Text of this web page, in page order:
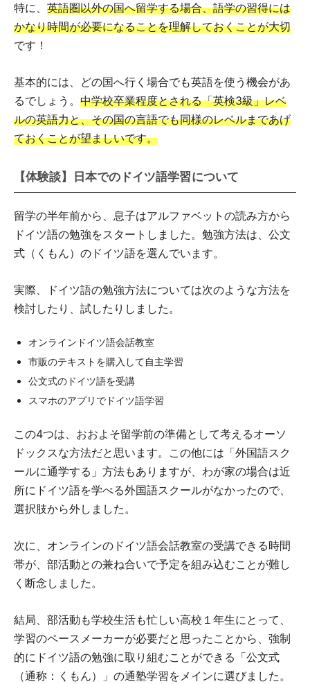
特に、 英語圏以外の国へ留学する場合、語学の習得には
かなり時間が必要になることを理解しておくことが大切
です！
基本的には、どの国へ行く場合でも英語を使う機会があ
るでしょう。 中学校卒業程度とされる「英検3級」レベ
ルの英語力と、その国の言語でも同様のレベルまであげ
ておくことが望ましいです。
【体験談】日本でのドイツ語学習について
留学の半年前から、息子はアルファベットの読み方から
ドイツ語の勉強をスタートしました。勉強方法は、公文
式（くもん）のドイツ語を選んでいます。
実際、ドイツ語の勉強方法については次のような方法を
検討したり、試したりしました。
オンラインドイツ語会話教室
市販のテキストを購入して自主学習
公文式のドイツ語を受講
スマホのアプリでドイツ語学習
この4つは、おおよそ留学前の準備として考えるオーソ
ドックスな方法だと思います。この他には「外国語スク
ールに通学する」方法もありますが、わが家の場合は近
所にドイツ語を学べる外国語スクールがなかったので、
選択肢から外しました。
次に、オンラインのドイツ語会話教室の受講できる時間
帯が、部活動との兼ね合いで予定を組み込むことが難し
く断念しました。
結局、部活動も学校生活も忙しい高校１年生にとって、
学習のペースメーカーが必要だと思ったことから、強制
的にドイツ語の勉強に取り組むことができる「公文式
（通称：くもん）」の通塾学習をメインに選びました。